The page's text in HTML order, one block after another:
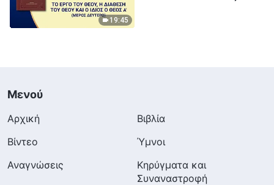
19:45
Μενού
Αρχική
Βιβλία
Βίντεο
Ύμνοι
Αναγνώσεις
Κηρύγματα και
Συναναστροφή